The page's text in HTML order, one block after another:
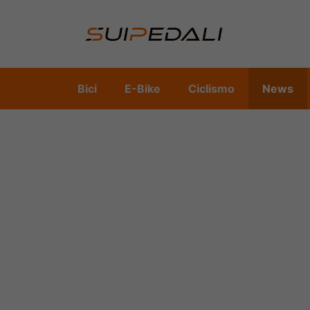
Bici E-Bike Ciclismo News